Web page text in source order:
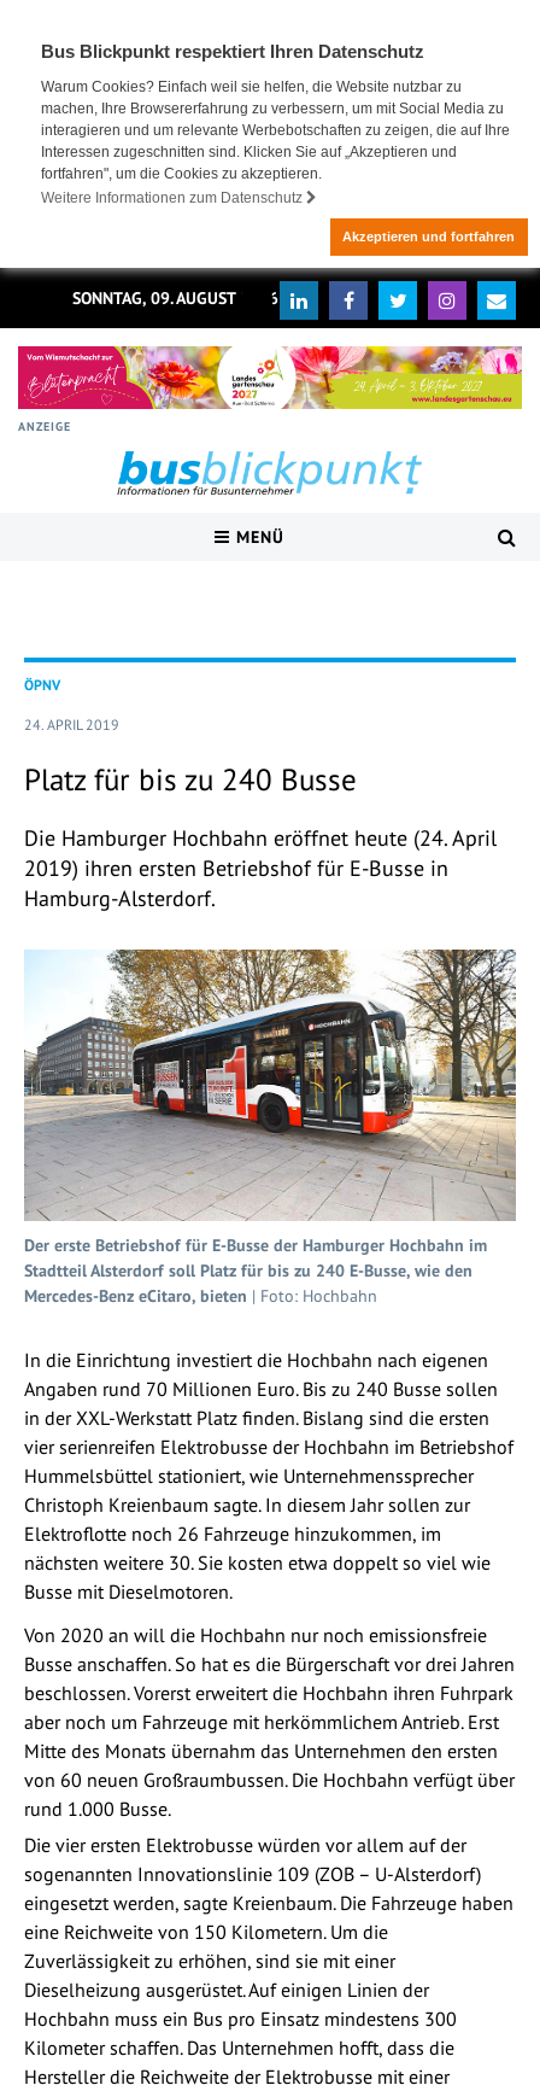
Bus Blickpunkt respektiert Ihren Datenschutz
Warum Cookies? Einfach weil sie helfen, die Website nutzbar zu
machen, Ihre Browsererfahrung zu verbessern, um mit Social Media zu
interagieren und um relevante Werbebotschaften zu zeigen, die auf Ihre
Interessen zugeschnitten sind. Klicken Sie auf „Akzeptieren und
fortfahren", um die Cookies zu akzeptieren.
Weitere Informationen zum Datenschutz
Akzeptieren und fortfahren
SONNTAG, 09. AUGUST 2026
ANZEIGE
MENÜ
ÖPNV
24. APRIL 2019
Platz für bis zu 240 Busse
Die Hamburger Hochbahn eröffnet heute (24. April
2019) ihren ersten Betriebshof für E-Busse in
Hamburg-Alsterdorf.
Der erste Betriebshof für E-Busse der Hamburger Hochbahn im
Stadtteil Alsterdorf soll Platz für bis zu 240 E-Busse, wie den
Mercedes-Benz eCitaro, bieten | Foto: Hochbahn
In die Einrichtung investiert die Hochbahn nach eigenen
Angaben rund 70 Millionen Euro. Bis zu 240 Busse sollen
in der XXL-Werkstatt Platz finden. Bislang sind die ersten
vier serienreifen Elektrobusse der Hochbahn im Betriebshof
Hummelsbüttel stationiert, wie Unternehmenssprecher
Christoph Kreienbaum sagte. In diesem Jahr sollen zur
Elektroflotte noch 26 Fahrzeuge hinzukommen, im
nächsten weitere 30. Sie kosten etwa doppelt so viel wie
Busse mit Dieselmotoren.
Von 2020 an will die Hochbahn nur noch emissionsfreie
Busse anschaffen. So hat es die Bürgerschaft vor drei Jahren
beschlossen. Vorerst erweitert die Hochbahn ihren Fuhrpark
aber noch um Fahrzeuge mit herkömmlichem Antrieb. Erst
Mitte des Monats übernahm das Unternehmen den ersten
von 60 neuen Großraumbussen. Die Hochbahn verfügt über
rund 1.000 Busse.
Die vier ersten Elektrobusse würden vor allem auf der
sogenannten Innovationslinie 109 (ZOB – U-Alsterdorf)
eingesetzt werden, sagte Kreienbaum. Die Fahrzeuge haben
eine Reichweite von 150 Kilometern. Um die
Zuverlässigkeit zu erhöhen, sind sie mit einer
Dieselheizung ausgerüstet. Auf einigen Linien der
Hochbahn muss ein Bus pro Einsatz mindestens 300
Kilometer schaffen. Das Unternehmen hofft, dass die
Hersteller die Reichweite der Elektrobusse mit einer